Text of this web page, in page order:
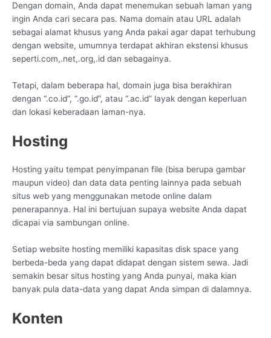
Dengan domain, Anda dapat menemukan sebuah laman yang
ingin Anda cari secara pas. Nama domain atau URL adalah
sebagai alamat khusus yang Anda pakai agar dapat terhubung
dengan website, umumnya terdapat akhiran ekstensi khusus
seperti.com,.net,.org,.id dan sebagainya.
Tetapi, dalam beberapa hal, domain juga bisa berakhiran
dengan “.co.id”, “.go.id”, atau “.ac.id” layak dengan keperluan
dan lokasi keberadaan laman-nya.
Hosting
Hosting yaitu tempat penyimpanan file (bisa berupa gambar
maupun video) dan data data penting lainnya pada sebuah
situs web yang menggunakan metode online dalam
penerapannya. Hal ini bertujuan supaya website Anda dapat
dicapai via sambungan online.
Setiap website hosting memiliki kapasitas disk space yang
berbeda-beda yang dapat didapat dengan sistem sewa. Jadi
semakin besar situs hosting yang Anda punyai, maka kian
banyak pula data-data yang dapat Anda simpan di dalamnya.
Konten